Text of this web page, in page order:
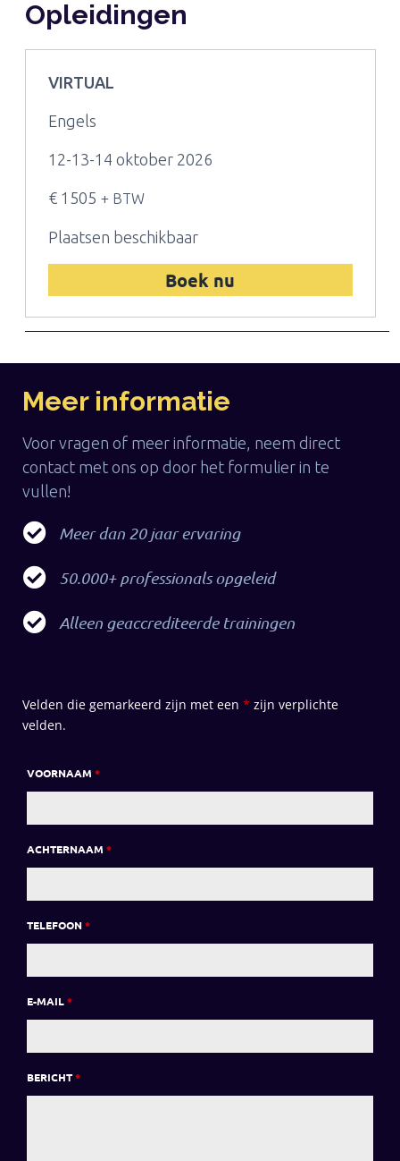
Opleidingen
VIRTUAL
Engels
12-13-14 oktober 2026
€ 1505 + BTW
Plaatsen beschikbaar
Boek nu
Meer informatie
Voor vragen of meer informatie, neem direct
contact met ons op door het formulier in te
vullen!
Meer dan 20 jaar ervaring
50.000+ professionals opgeleid
Alleen geaccrediteerde trainingen
Velden die gemarkeerd zijn met een * zijn verplichte
velden.
VOORNAAM *
ACHTERNAAM *
TELEFOON*
E-MAIL*
BERICHT*